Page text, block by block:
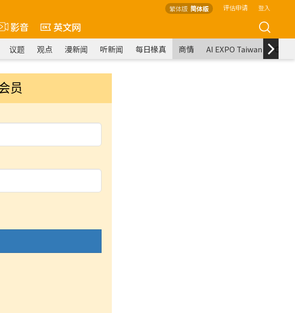
繁体版 简体版 评估申请 登入
影音 英文网
议题 观点 漫新闻 听新闻 每日椽真 商情 AI EXPO Taiwan
员